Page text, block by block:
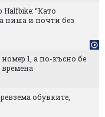
“Като
ниша и почти без
1, а по-късно бе
обувките,